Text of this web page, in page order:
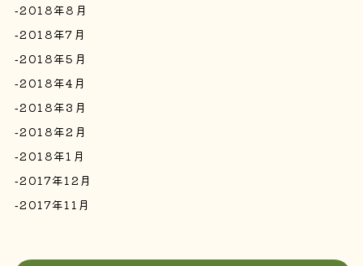
2018年8月
2018年7月
2018年5月
2018年4月
2018年3月
2018年2月
2018年1月
2017年12月
2017年11月